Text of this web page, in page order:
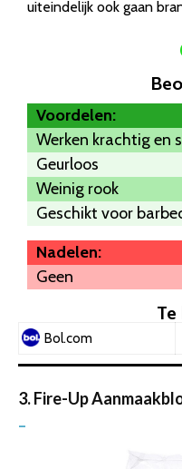
uiteindelijk ook gaan
Voordelen:
Werken krachtig en
Geurloos
Weinig rook
Geschikt voor
Nadelen:
Geen
Bol.com
3. Fire-Up
–